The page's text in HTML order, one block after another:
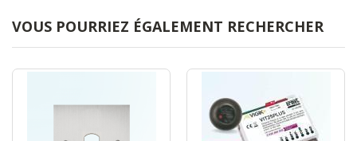
VOUS POURRIEZ ÉGALEMENT RECHERCHER